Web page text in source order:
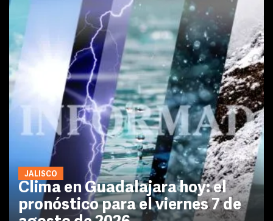
JALISCO
Clima en Guadalajara hoy: el
pronóstico para el viernes 7 de